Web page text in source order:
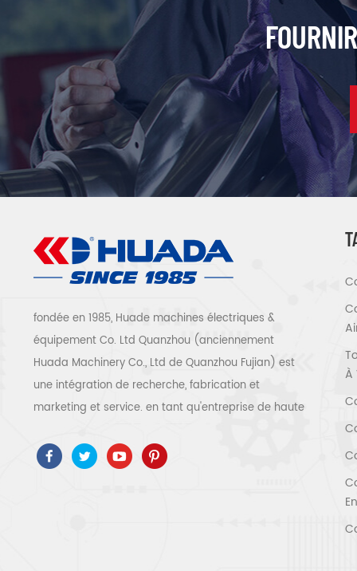
fondée en 1985, Huade machines électriques &
équipement Co. Ltd Quanzhou (anciennement
Huada Machinery Co., Ltd de Quanzhou Fujian) est
une intégration de recherche, fabrication et
marketing et service. en tant qu'entreprise de haute
ce 、 ROSH 、 ETL 、 CQC 、 certification de qualité
À